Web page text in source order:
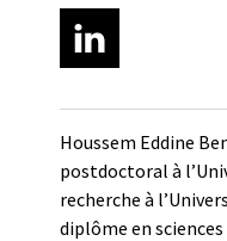
Houssem Eddine
postdoctoral à
recherche à
diplôme en